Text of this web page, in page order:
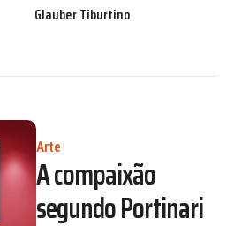
Glauber Tiburtino
Arte
A compaixão
segundo Portinari